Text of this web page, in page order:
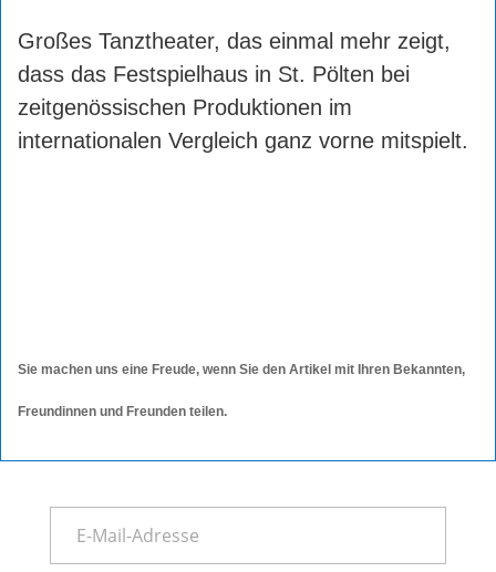
Großes Tanztheater, das einmal mehr zeigt,
dass das Festspielhaus in St. Pölten bei
zeitgenössischen Produktionen im
internationalen Vergleich ganz vorne mitspielt.
Sie machen uns eine Freude, wenn Sie den Artikel mit Ihren Bekannten,
Freundinnen und Freunden teilen.